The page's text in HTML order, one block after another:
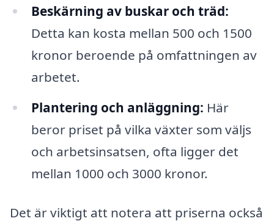
Beskärning av buskar och träd:
Detta kan kosta mellan 500 och 1500
kronor beroende på omfattningen av
arbetet.
Plantering och anläggning: Här
beror priset på vilka växter som väljs
och arbetsinsatsen, ofta ligger det
mellan 1000 och 3000 kronor.
Det är viktigt att notera att priserna också